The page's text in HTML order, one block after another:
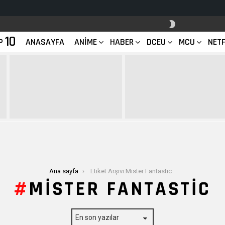
ANAHTARI
10 ANASAYFA ANIME HABER DCEU MCU
Ana sayfa Etiket Arşivi:Mister Fantastic
MISTER FANTASTIC